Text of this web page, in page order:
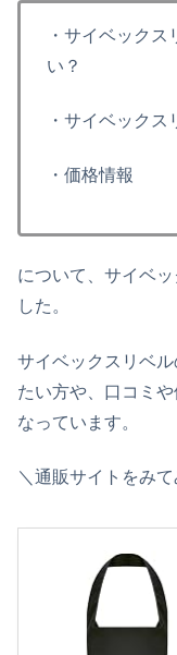
・サイベック
い？
・サイベックス
・価格情報
について、サイベ
した。
サイベックスリベ
たい方や、口コミ
なっています。
＼通販サイトをみて